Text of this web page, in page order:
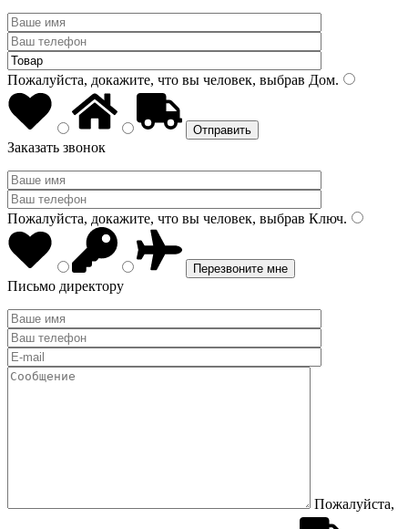
Пожалуйста, докажите, что вы человек, выбрав Дом.
Заказать звонок
Пожалуйста, докажите, что вы человек, выбрав Ключ.
Письмо директору
Пожалуйста,